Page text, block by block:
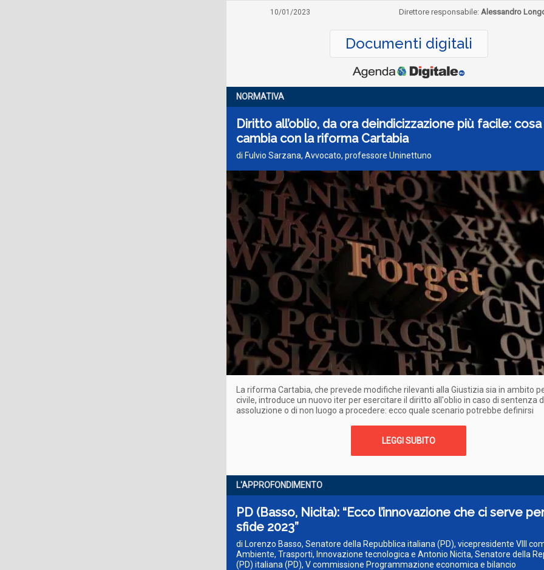
10/01/2023 Direttore responsabile: Alessandro
Documenti digitali
NORMATIVA
Diritto all’oblio, da ora deindicizzazione più facile: cosa
cambia con la riforma Cartabia
di Fulvio Sarzana, Avvocato, professore Uninettuno
La riforma Cartabia, che prevede modifiche rilevanti alla Giustizia sia in ambito
civile, introduce un nuovo iter per esercitare il diritto all'oblio in caso di sentenza
assoluzione o di non luogo a procedere: ecco quale scenario potrebbe definirsi
LEGGI SUBITO
L'APPROFONDIMENTO
PD (Basso, Nicita): “Ecco l’innovazione che ci serve
sfide 2023”
di Lorenzo Basso, Senatore della Repubblica italiana (PD), vicepresidente VIII
Ambiente, Trasporti, Innovazione tecnologica e Antonio Nicita, Senatore della
(PD) italiana (PD), V commissione Programmazione economica e bilancio